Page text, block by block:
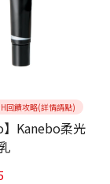
回饋攻略(詳情請點)
】Kanebo柔光